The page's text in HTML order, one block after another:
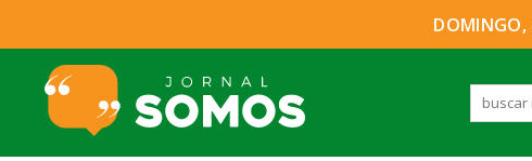
DOMINGO,